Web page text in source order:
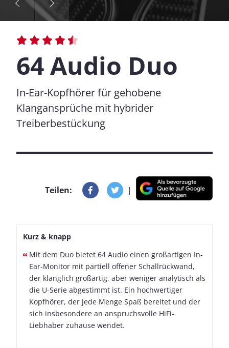
64 Audio Duo
In-Ear-Kopfhörer für gehobene
Klangansprüche mit hybrider
Treiberbestückung
Teilen: |
Kurz & knapp
Mit dem Duo bietet 64 Audio einen großartigen In-
Ear-Monitor mit partiell offener Schallrückwand,
der klanglich großartig, aber weniger analytisch als
die U-Serie abgestimmt ist. Ein hochwertiger
Kopfhörer, der jede Menge Spaß bereitet und der
sich insbesondere an anspruchsvolle HiFi-
Liebhaber zuhause wendet.